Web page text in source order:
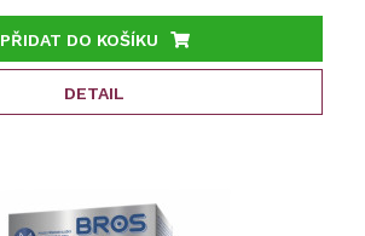
PŘIDAT DO KOŠÍKU
DETAIL